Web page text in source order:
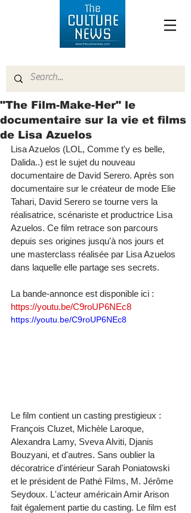
"The Film-Make-Her" le
documentaire sur la vie et films
de Lisa Azuelos
Lisa Azuelos (LOL, Comme t'y es belle,
Dalida..) est le sujet du nouveau
documentaire de David Serero. Après son
documentaire sur le créateur de mode Elie
Tahari, David Serero se tourne vers la
réalisatrice, scénariste et productrice Lisa
Azuelos. Ce film retrace son parcours
depuis ses origines jusqu'à nos jours et
une masterclass réalisée par Lisa Azuelos
dans laquelle elle partage ses secrets.
La bande-annonce est disponible ici :
https://youtu.be/C9roUP6NEc8
https://youtu.be/C9roUP6NEc8
Le film contient un casting prestigieux :
François Cluzet, Michèle Laroque,
Alexandra Lamy, Sveva Alviti, Djanis
Bouzyani, et d'autres. Sans oublier la
décoratrice d'intérieur Sarah Poniatowski
et le président de Pathé Films, M. Jérôme
Seydoux. L'acteur américain Amir Arison
fait également partie du casting. Le film est